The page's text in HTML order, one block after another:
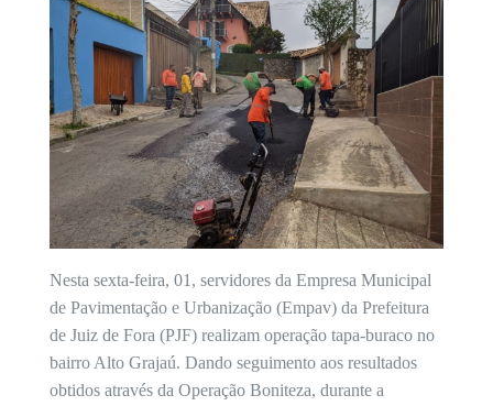
Nesta sexta-feira, 01, servidores da Empresa Municipal
de Pavimentação e Urbanização (Empav) da Prefeitura
de Juiz de Fora (PJF) realizam operação tapa-buraco no
bairro Alto Grajaú. Dando seguimento aos resultados
obtidos através da Operação Boniteza, durante a